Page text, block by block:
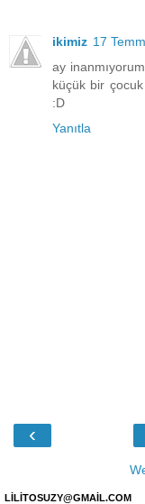
ikimiz 17
ay
küçük bir
:D
Yanıtla
‹
LİLİTOSUZY@GMAİL.COM